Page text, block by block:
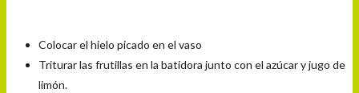
Colocar el hielo picado en el vaso
Triturar las frutillas en la batidora junto con el azúcar y jugo de
limón.